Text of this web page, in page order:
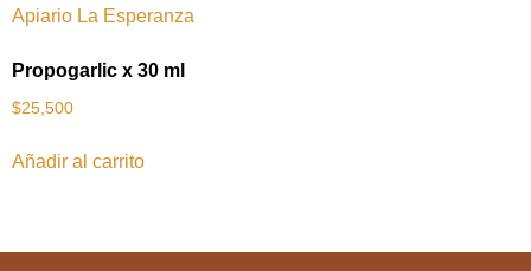
Propogarlic x 30 ml
$25,500
Añadir al carrito